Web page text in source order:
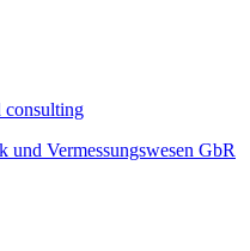
consulting
Vermessungswesen GbR